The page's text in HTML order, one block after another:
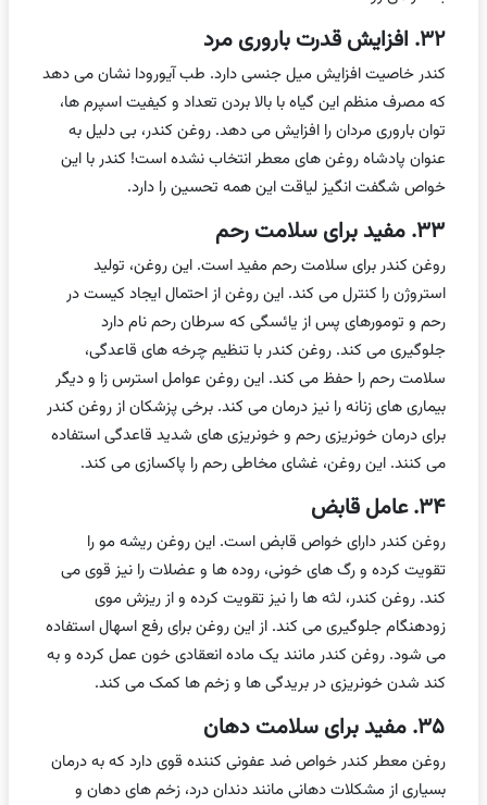
۳۲. افزایش قدرت باروری مرد
کندر خاصیت افزایش میل جنسی دارد. طب آیورودا نشان می دهد
که مصرف منظم این گیاه با بالا بردن تعداد و کیفیت اسپرم ها،
توان باروری مردان را افزایش می دهد. روغن کندر، بی دلیل به
عنوان پادشاه روغن های معطر انتخاب نشده است! کندر با این
خواص شگفت انگیز لیاقت این همه تحسین را دارد.
۳۳. مفید برای سلامت رحم
روغن کندر برای سلامت رحم مفید است. این روغن، تولید
استروژن را کنترل می کند. این روغن از احتمال ایجاد کیست در
رحم و تومورهای پس از یائسگی که سرطان رحم نام دارد
جلوگیری می کند. روغن کندر با تنظیم چرخه های قاعدگی،
سلامت رحم را حفظ می کند. این روغن عوامل استرس زا و دیگر
بیماری های زنانه را نیز درمان می کند. برخی پزشکان از روغن کندر
برای درمان خونریزی رحم و خونریزی های شدید قاعدگی استفاده
می کنند. این روغن، غشای مخاطی رحم را پاکسازی می کند.
۳۴. عامل قابض
روغن کندر دارای خواص قابض است. این روغن ریشه مو را
تقویت کرده و رگ های خونی، روده ها و عضلات را نیز قوی می
کند. روغن کندر، لثه ها را نیز تقویت کرده و از ریزش موی
زودهنگام جلوگیری می کند. از این روغن برای رفع اسهال استفاده
می شود. روغن کندر مانند یک ماده انعقادی خون عمل کرده و به
کند شدن خونریزی در بریدگی ها و زخم ها کمک می کند.
۳۵. مفید برای سلامت دهان
روغن معطر کندر خواص ضد عفونی کننده قوی دارد که به درمان
بسیاری از مشکلات دهانی مانند دندان درد، زخم های دهان و